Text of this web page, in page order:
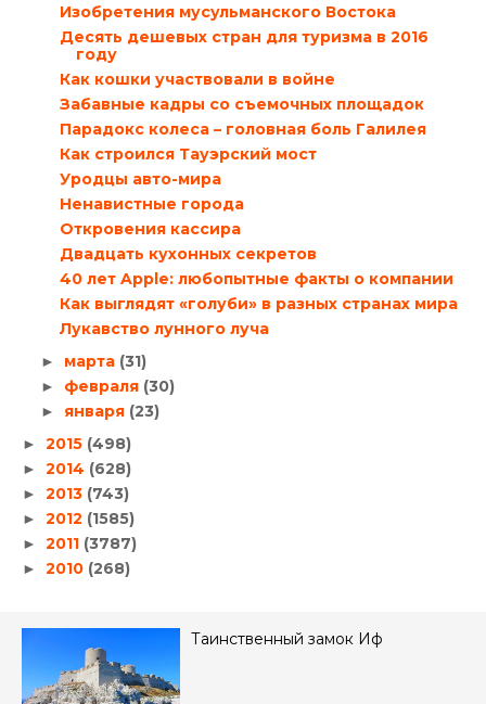
Изобретения мусульманского Востока
Десять дешевых стран для туризма в 2016
году
Как кошки участвовали в войне
Забавные кадры со съемочных площадок
Парадокс колеса – головная боль Галилея
Как строился Тауэрский мост
Уродцы авто-мира
Ненавистные города
Откровения кассира
Двадцать кухонных секретов
40 лет Apple: любопытные факты о компании
Как выглядят «голуби» в разных странах мира
Лукавство лунного луча
► марта (31)
► февраля (30)
► января (23)
► 2015 (498)
► 2014 (628)
► 2013 (743)
► 2012 (1585)
► 2011 (3787)
► 2010 (268)
Таинственный замок Иф